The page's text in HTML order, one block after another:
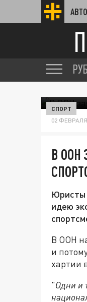
СПОРТ
02 ФЕВРАЛЯ
В
Юристы
идею
В ООН
и
хартии
"Одни и